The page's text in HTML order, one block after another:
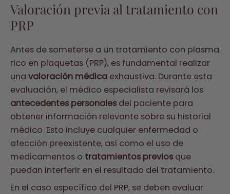
Valoración previa al tratamiento con
PRP
Antes de someterse a un tratamiento con plasma
rico en plaquetas (PRP), es fundamental realizar
una valoración médica exhaustiva. Durante esta
evaluación, el médico especialista revisará los
antecedentes personales del paciente para
obtener información relevante sobre su historial
médico. Esto incluye cualquier enfermedad o
afección preexistente, así como el uso de
medicamentos o tratamientos previos que
puedan interferir en el resultado del tratamiento.
En el caso específico del PRP, se deben evaluar